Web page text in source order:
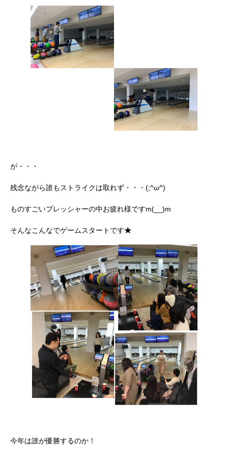
が・・・
残念ながら誰もストライクは取れず・・・(;^ω^)
ものすごいプレッシャーの中お疲れ様ですm(__)m
そんなこんなでゲームスタートです★
今年は誰が優勝するのか！